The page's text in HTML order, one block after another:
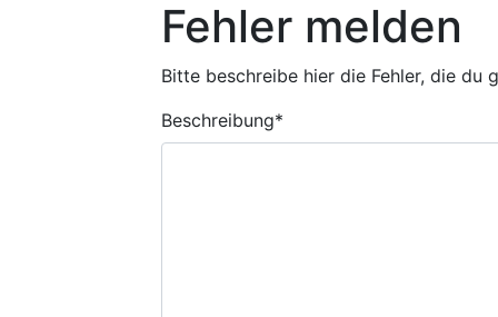
Fehler melden
Bitte beschreibe hier die Fehler, die du
Beschreibung*